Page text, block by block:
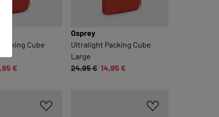
Cube
€
Osprey
Ultralight Packing Cube
Large
24,95 € 14,95 €